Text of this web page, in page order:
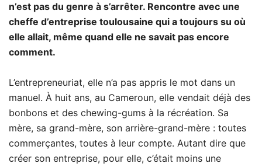
n’est pas du genre à s’arrêter. Rencontre avec une
cheffe d’entreprise toulousaine qui a toujours su où
elle allait, même quand elle ne savait pas encore
comment.
L’entrepreneuriat, elle n’a pas appris le mot dans un
manuel. À huit ans, au Cameroun, elle vendait déjà des
bonbons et des chewing-gums à la récréation. Sa
mère, sa grand-mère, son arrière-grand-mère : toutes
commerçantes, toutes à leur compte. Autant dire que
créer son entreprise, pour elle, c’était moins une